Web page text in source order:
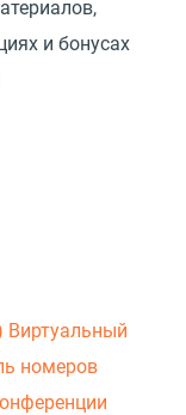
и бонусах
Виртуальный
номеров